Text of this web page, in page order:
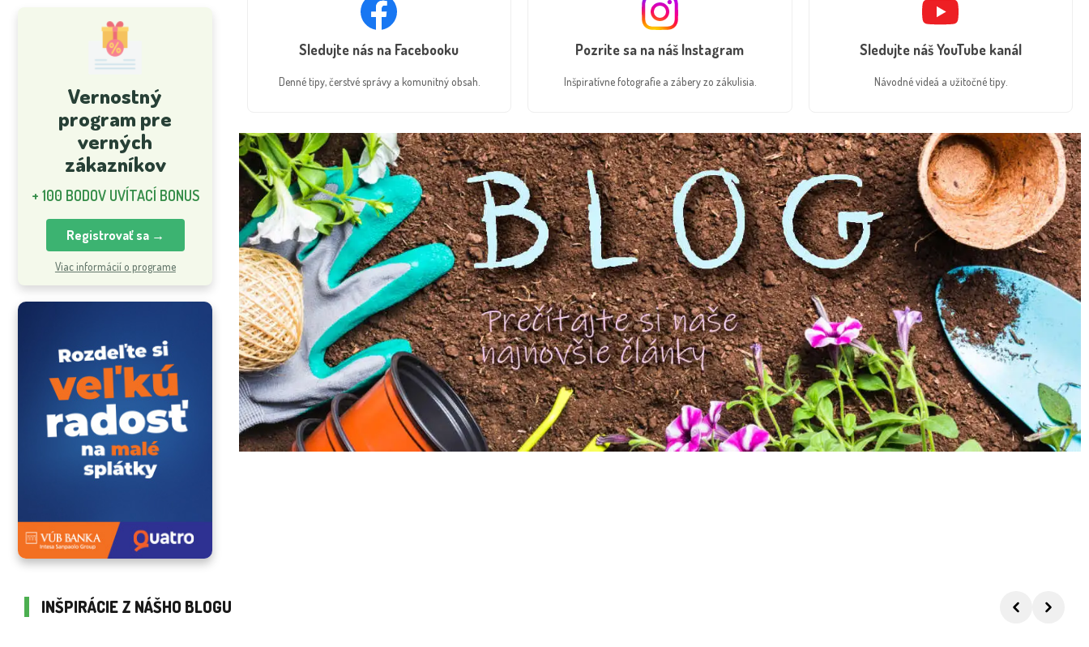
Vernostný
program pre
verných
zákazníkov
+ 100 BODOV UVÍTACÍ BONUS
Registrovať sa →
Viac informácií o programe
Sledujte nás na Facebooku
Denné tipy, čerstvé správy a komunitný obsah.
Pozrite sa na náš Instagram
Inšpiratívne fotografie a zábery zo zákulisia.
Sledujte náš YouTube kanál
Návodné videá a užitočné tipy.
INŠPIRÁCIE Z NÁŠHO BLOGU